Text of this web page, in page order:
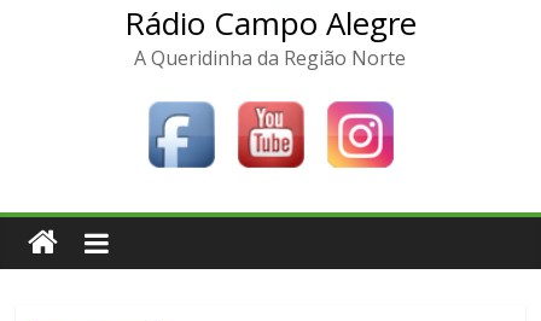
Rádio Campo Alegre
A Queridinha da Região Norte